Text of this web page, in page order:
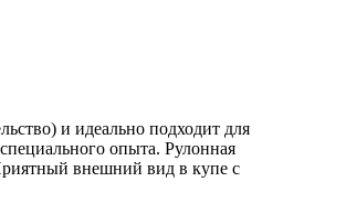
и идеально подходит для
опыта. Рулонная
внешний вид в купе с